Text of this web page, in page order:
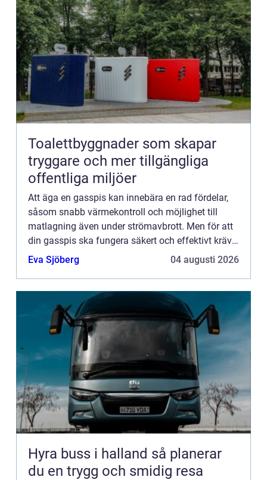
Toalettbyggnader som skapar
tryggare och mer tillgängliga
offentliga miljöer
Att äga en gasspis kan innebära en rad fördelar,
såsom snabb värmekontroll och möjlighet till
matlagning även under strömavbrott. Men för att
din gasspis ska fungera säkert och effektivt krävs
regelbunden service. I Stockholm finns en mängd
Eva Sjöberg 04 augusti 2026
Hyra buss i halland så planerar
du en trygg och smidig resa